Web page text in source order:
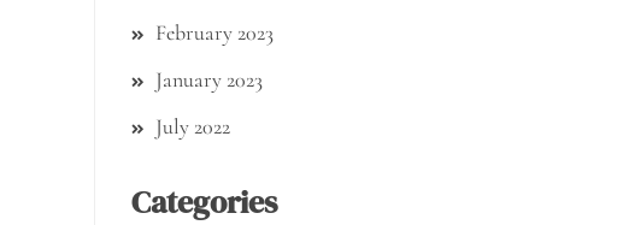
February 2023
January 2023
July 2022
Categories